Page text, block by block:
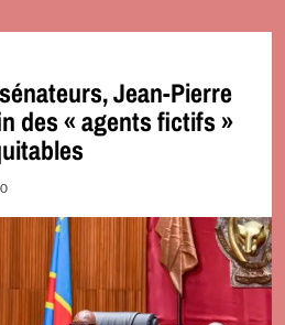
Jean-Pierre
des « agents fictifs »
0